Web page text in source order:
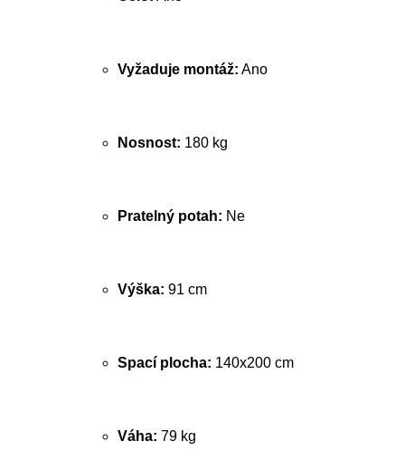
Vyžaduje montáž: Ano
Nosnost: 180 kg
Pratelný potah: Ne
Výška: 91 cm
Spací plocha: 140x200 cm
Váha: 79 kg